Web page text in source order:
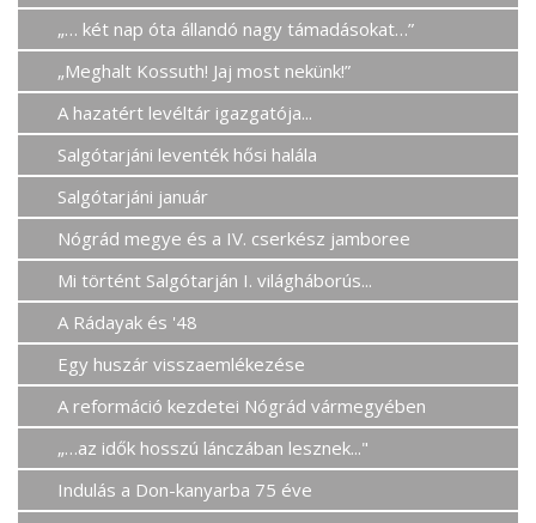
„… két nap óta állandó nagy támadásokat…”
„Meghalt Kossuth! Jaj most nekünk!”
A hazatért levéltár igazgatója...
Salgótarjáni leventék hősi halála
Salgótarjáni január
Nógrád megye és a IV. cserkész jamboree
Mi történt Salgótarján I. világháborús...
A Rádayak és '48
Egy huszár visszaemlékezése
A reformáció kezdetei Nógrád vármegyében
„…az idők hosszú lánczában lesznek..."
Indulás a Don-kanyarba 75 éve